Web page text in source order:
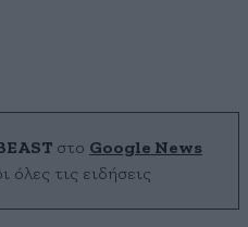
στο Google News
όλες τις ειδήσεις